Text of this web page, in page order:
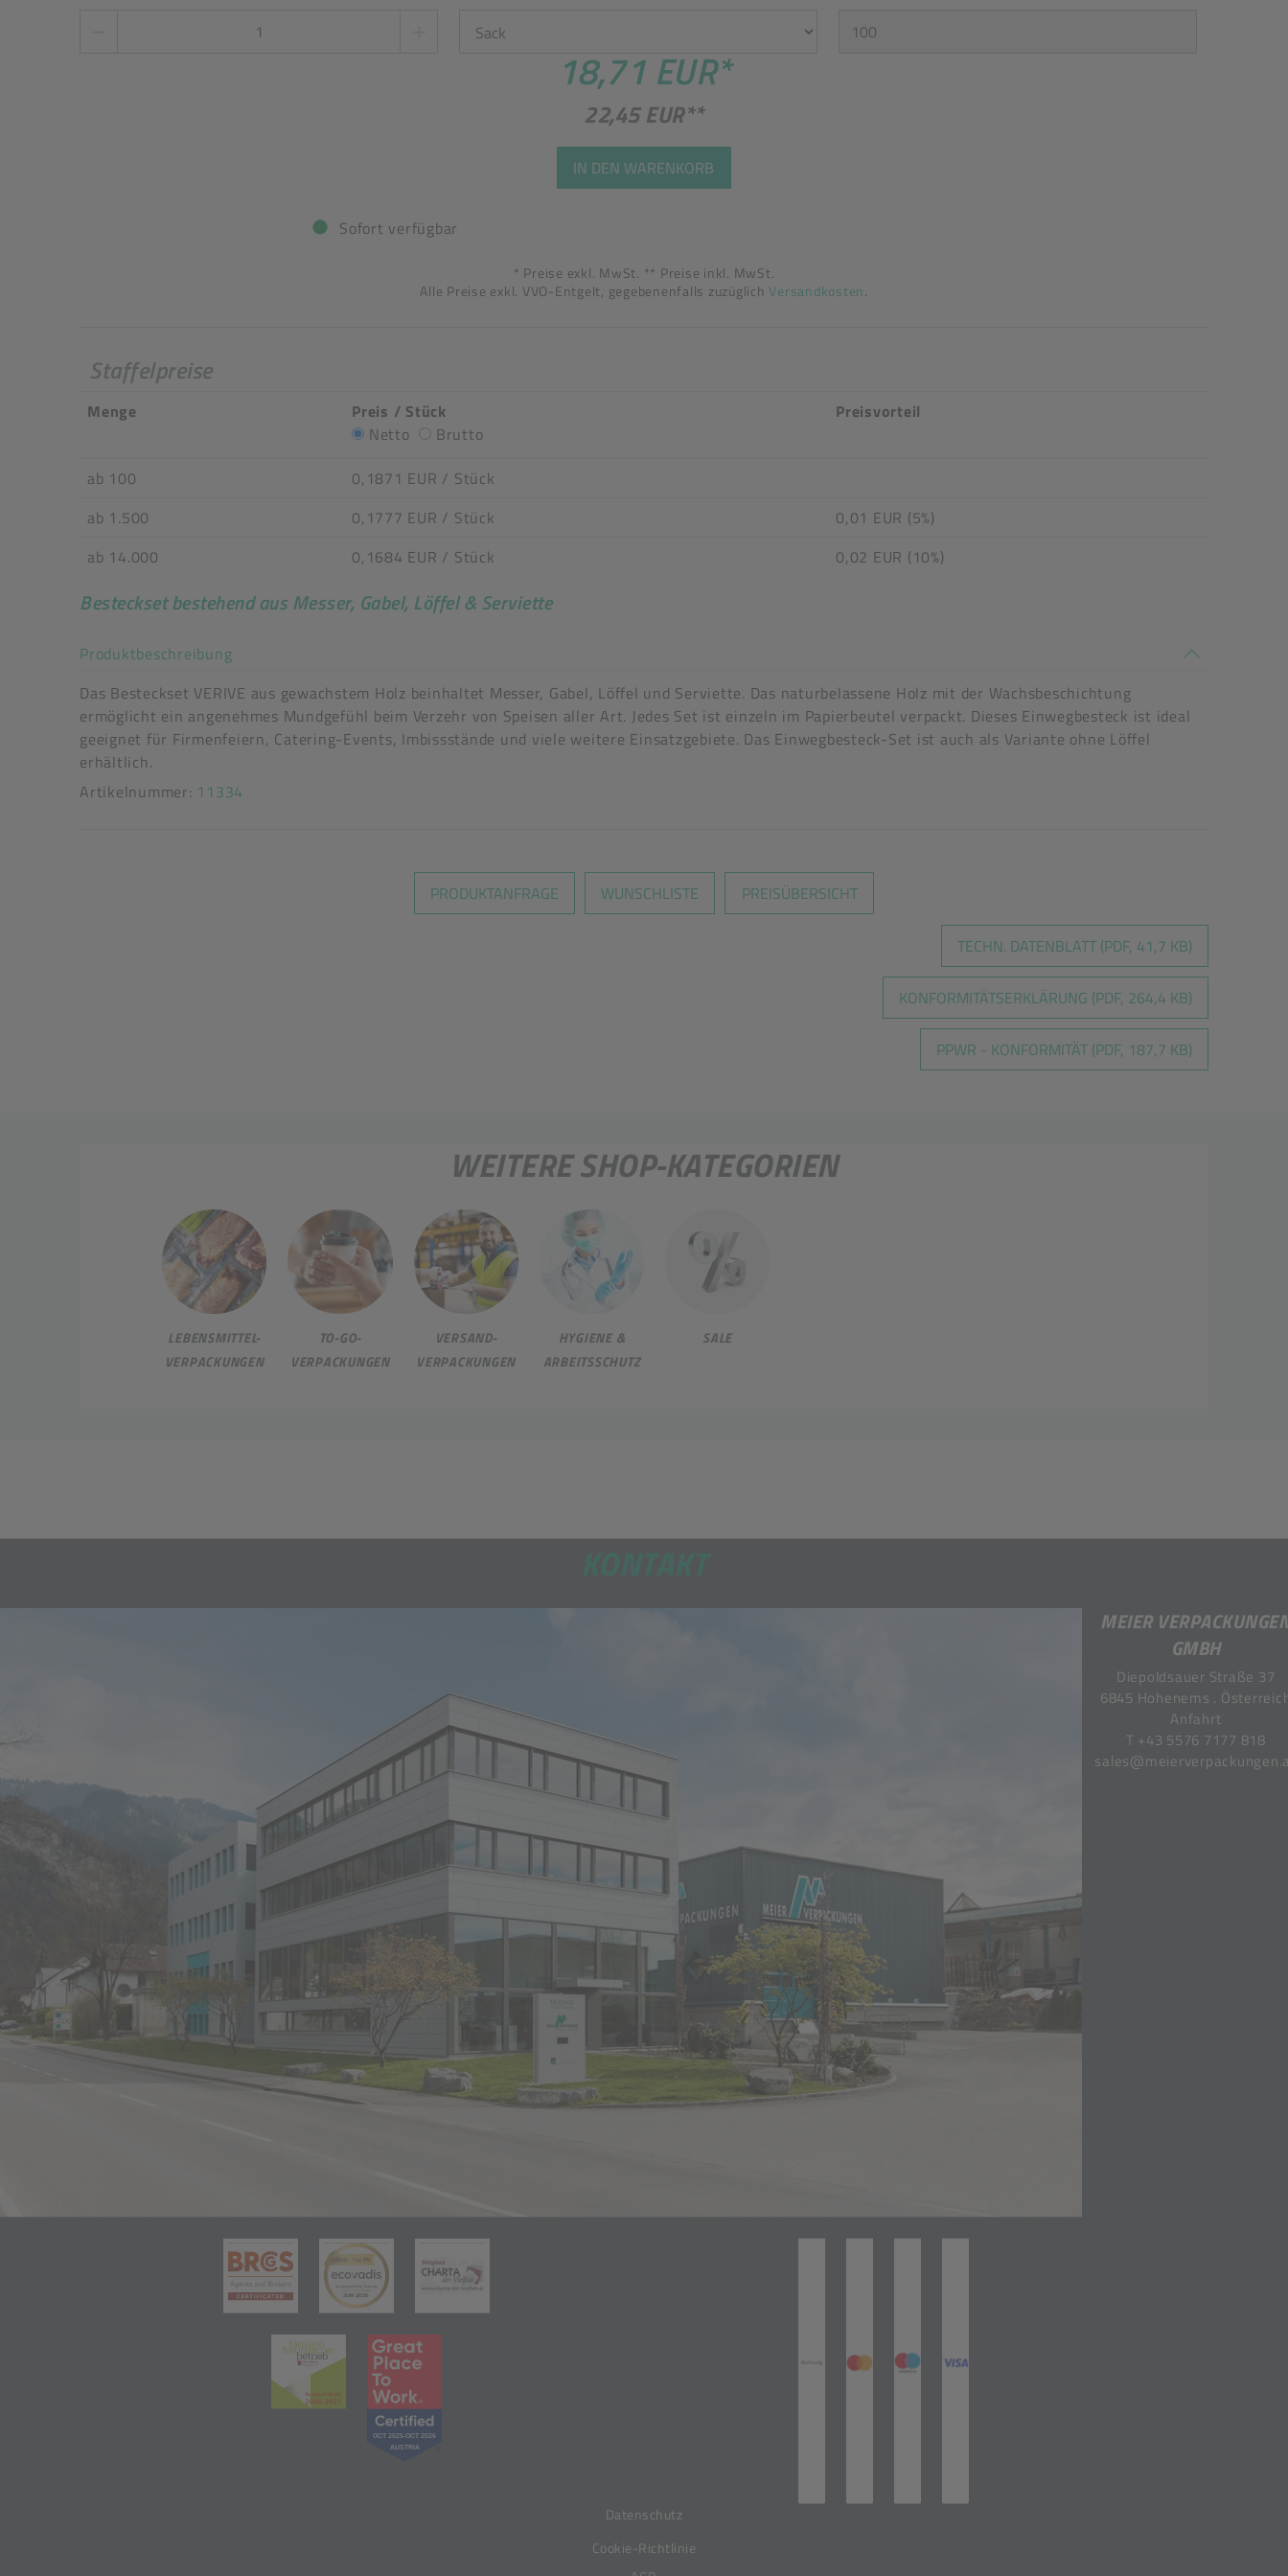
18,71 EUR*
22,45 EUR**
IN DEN WARENKORB
Sofort verfügbar
* Preise exkl. MwSt. ** Preise inkl. MwSt.
Alle Preise exkl. VVO-Entgelt, gegebenenfalls zuzüglich Versandkosten.
Staffelpreise
Menge
Preis / Stück
Netto
Brutto
Preisvorteil
ab 100 0,1871 EUR / Stück
ab 1.500
0,1777 EUR / Stück
0,01 EUR (5%)
ab 14.000
0,1684 EUR / Stück 0,02 EUR (10%)
Besteckset bestehend aus Messer, Gabel, Löffel & Serviette
Produktbeschreibung
Das Besteckset VERIVE aus gewachstem Holz beinhaltet Messer, Gabel, Löffel und Serviette. Das naturbelassene Holz mit der Wachsbeschichtung
ermöglicht ein angenehmes Mundgefühl beim Verzehr von Speisen aller Art. Jedes Set ist einzeln im Papierbeutel verpackt. Dieses Einwegbesteck ist ideal
geeignet für Firmenfeiern, Catering-Events, Imbissstände und viele weitere Einsatzgebiete. Das Einwegbesteck-Set ist auch als Variante ohne Löffel
erhältlich.
Artikelnummer: 11334
PRODUKTANFRAGE WUNSCHLISTE PREISÜBERSICHT
TECHN. DATENBLATT (PDF, 41,7 KB)
KONFORMITÄTSERKLÄRUNG (PDF, 264,4 KB)
PPWR - KONFORMITÄT (PDF, 187,7 KB)
WEITERE SHOP-KATEGORIEN
LEBENSMITTEL-
VERPACKUNGEN
TO-GO-
VERPACKUNGEN
VERSAND-
VERPACKUNGEN
HYGIENE &
ARBEITSSCHUTZ
SALE
MEIER
GMBH
Diepoldsauer Straße 37
6845 Hohenems .
Anfahrt
T +43 5576 7177 818
(öffnet in neuem Tab)
(öffnet in neuem Tab)
(öffnet in neuem Tab)
(öffnet in neuem Tab)
Datenschutz
Cookie-Richtlinie